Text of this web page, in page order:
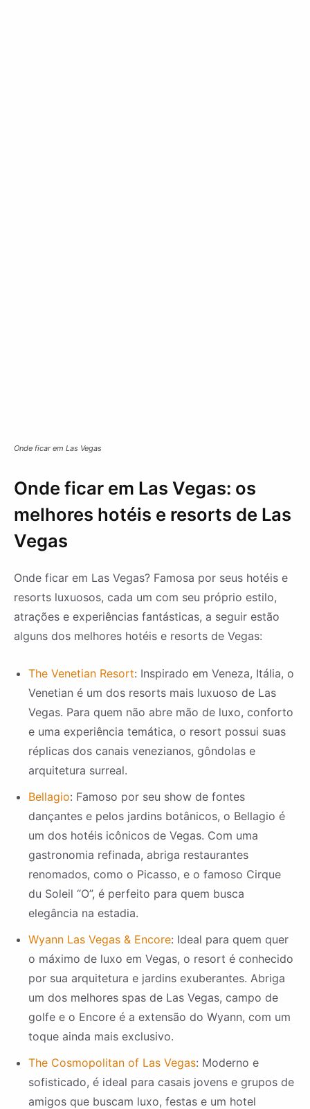
Onde ficar em Las Vegas
Onde ficar em Las Vegas: os
melhores hotéis e resorts de Las
Vegas
Onde ficar em Las Vegas? Famosa por seus hotéis e
resorts luxuosos, cada um com seu próprio estilo,
atrações e experiências fantásticas, a seguir estão
alguns dos melhores hotéis e resorts de Vegas:
The Venetian Resort: Inspirado em Veneza, Itália, o
Venetian é um dos resorts mais luxuoso de Las
Vegas. Para quem não abre mão de luxo, conforto
e uma experiência temática, o resort possui suas
réplicas dos canais venezianos, gôndolas e
arquitetura surreal.
Bellagio: Famoso por seu show de fontes
dançantes e pelos jardins botânicos, o Bellagio é
um dos hotéis icônicos de Vegas. Com uma
gastronomia refinada, abriga restaurantes
renomados, como o Picasso, e o famoso Cirque
du Soleil “O”, é perfeito para quem busca
elegância na estadia.
Wyann Las Vegas & Encore: Ideal para quem quer
o máximo de luxo em Vegas, o resort é conhecido
por sua arquitetura e jardins exuberantes. Abriga
um dos melhores spas de Las Vegas, campo de
golfe e o Encore é a extensão do Wyann, com um
toque ainda mais exclusivo.
The Cosmopolitan of Las Vegas: Moderno e
sofisticado, é ideal para casais jovens e grupos de
amigos que buscam luxo, festas e um hotel